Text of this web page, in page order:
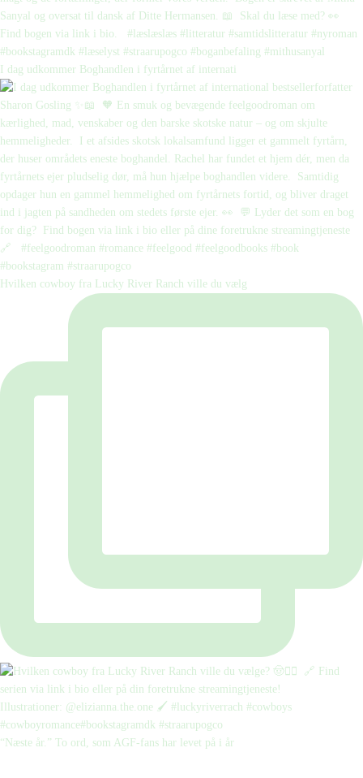
I dag udkommer Boghandlen i fyrtårnet af internati
Hvilken cowboy fra Lucky River Ranch ville du vælg
“Næste år.” To ord, som AGF-fans har levet på i år